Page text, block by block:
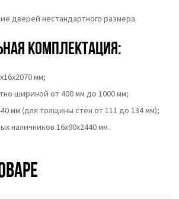
дверей нестандартного размера.
комплектация:
мм;
шириной от 400 мм до 1000 мм;
мм (для толщины стен от 111 до 134 мм);
наличников 16х90х2440 мм.